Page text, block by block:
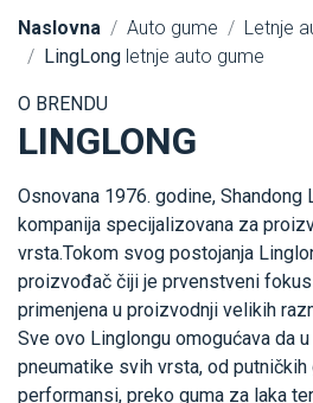
Naslovna Auto gume
Letnje
LingLong letnje auto gume
O BRENDU
LINGLONG
Osnovana 1976. godine, Shandong
kompanija specijalizovana za
vrsta.Tokom svog postojanja
proizvođač čiji je prvenstveni
primenjena u proizvodnji velikih
Sve ovo Linglongu omogućava da
pneumatike svih vrsta, od
performansi, preko guma za laka